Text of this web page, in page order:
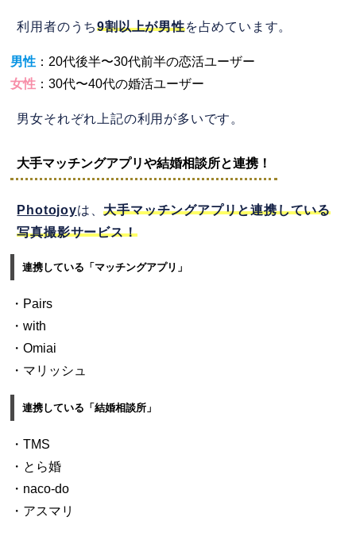
利用者のうち9割以上が男性を占めています。
男性 ：20代後半〜30代前半の恋活ユーザー
女性 ：30代〜40代の婚活ユーザー
男女それぞれ上記の利用が多いです。
大手マッチングアプリや結婚相談所と連携！
Photojoyは、大手マッチングアプリと連携している
写真撮影サービス！
連携している「マッチングアプリ」
・Pairs
・with
・Omiai
・マリッシュ
連携している「結婚相談所」
・TMS
・とら婚
・naco-do
・アスマリ